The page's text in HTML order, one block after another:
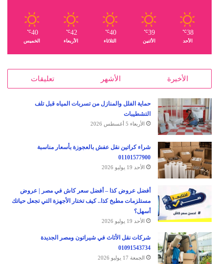
38
℃
الأحد
39
℃
الأثنين
40
℃
الثلاثاء
42
℃
الأربعاء
40
℃
الخميس
الأخيرة الأشهر تعليقات
حماية الفلل والمنازل من تسربات المياه قبل تلف
التشطيبات
الأربعاء 5 أغسطس 2026
شراء كراتين نقل عفش بالعجوزة بأسعار مناسبة
01101577900
الأحد 19 يوليو 2026
أفضل عروض كذا – أفضل سعر كاش في مصر | عروض
مستلزمات مطبخ كذا.. كيف تختار الأجهزة التي تجعل حياتك
أسهل؟
الأحد 19 يوليو 2026
شركات نقل الأثاث في شيراتون ومصر الجديدة
01091543734
الجمعة 17 يوليو 2026